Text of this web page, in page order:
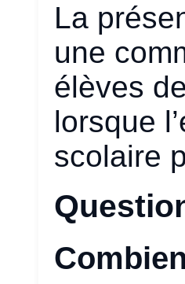
La
une
élèves
lorsque
scolaire